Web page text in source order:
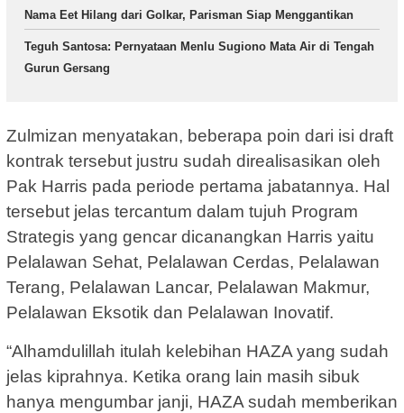
Nama Eet Hilang dari Golkar, Parisman Siap Menggantikan
Teguh Santosa: Pernyataan Menlu Sugiono Mata Air di Tengah
Gurun Gersang
Zulmizan menyatakan, beberapa poin dari isi draft
kontrak tersebut justru sudah direalisasikan oleh
Pak Harris pada periode pertama jabatannya. Hal
tersebut jelas tercantum dalam tujuh Program
Strategis yang gencar dicanangkan Harris yaitu
Pelalawan Sehat, Pelalawan Cerdas, Pelalawan
Terang, Pelalawan Lancar, Pelalawan Makmur,
Pelalawan Eksotik dan Pelalawan Inovatif.
“Alhamdulillah itulah kelebihan HAZA yang sudah
jelas kiprahnya. Ketika orang lain masih sibuk
hanya mengumbar janji, HAZA sudah memberikan